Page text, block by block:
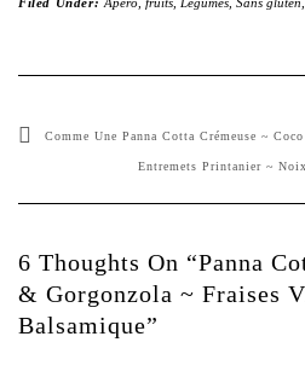
Comme Une Panna Cotta Crémeuse ~
Entremets Printanier ~
6 Thoughts On “Panna
& Gorgonzola ~ Fraises
Balsamique”